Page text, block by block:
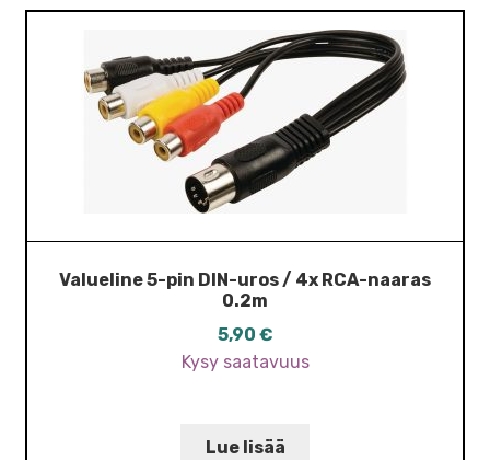
Valueline 5-pin DIN-uros / 4x RCA-naaras
0.2m
5,90 €
Kysy saatavuus
Lue lisää